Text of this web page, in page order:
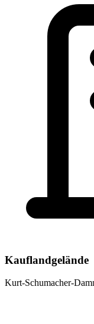
Kauflandgelände
Kurt-Schumacher-